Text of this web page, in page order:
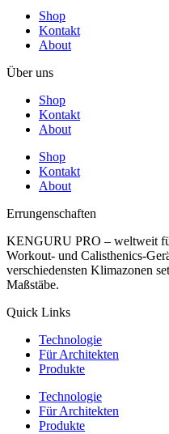
Shop
Kontakt
About
Über uns
Shop
Kontakt
About
Shop
Kontakt
About
Errungenschaften
KENGURU PRO – weltweit
Workout- und Calisthenics-
verschiedensten Klimazonen
Maßstäbe.
Quick Links
Technologie
Für Architekten
Produkte
Technologie
Für Architekten
Produkte